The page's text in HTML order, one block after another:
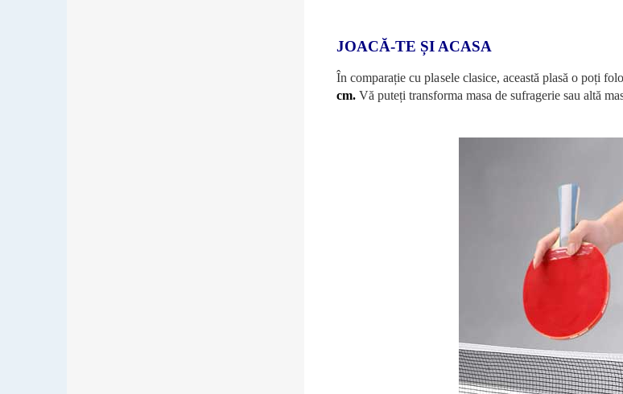
JOACĂ-TE ȘI ACASA
În comparație cu plasele clasice, această plasă o poți
cm. Vă puteți transforma masa de sufragerie sau altă